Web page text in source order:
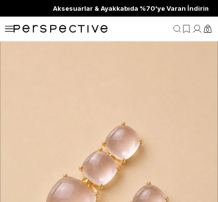
Aksesuarlar & Ayakkabıda %70'ye Varan İndirim
0